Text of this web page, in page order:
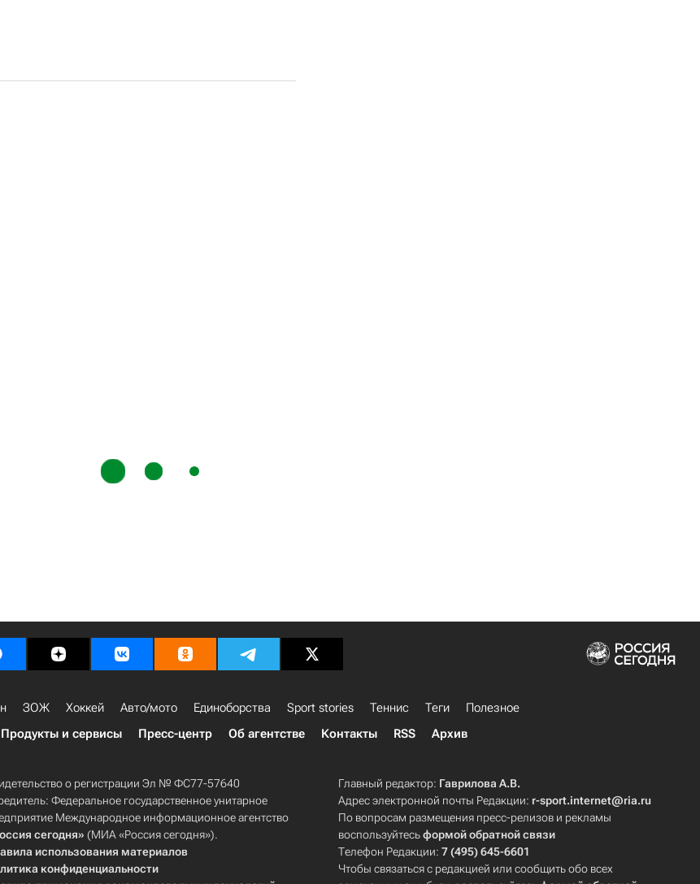
ЗОЖ Хоккей Авто/мото Единоборства Sport stories Теннис Теги
Полезное
Продукты и сервисы Пресс-центр Об агентстве Контакты RSS Архив
о регистрации Эл № ФС77-57640
Федеральное государственное унитарное
Международное информационное агентство
сегодня» (МИА «Россия сегодня»).
использования материалов
конфиденциальности
Главный редактор: Гаврилова А.В.
Адрес электронной почты Редакции: r-sport.internet@ria.ru
По вопросам размещения пресс-релизов и рекламы
воспользуйтесьформой обратной связи
Телефон Редакции:7 (495) 645-6601
Чтобы связаться с редакцией или сообщить обо всех